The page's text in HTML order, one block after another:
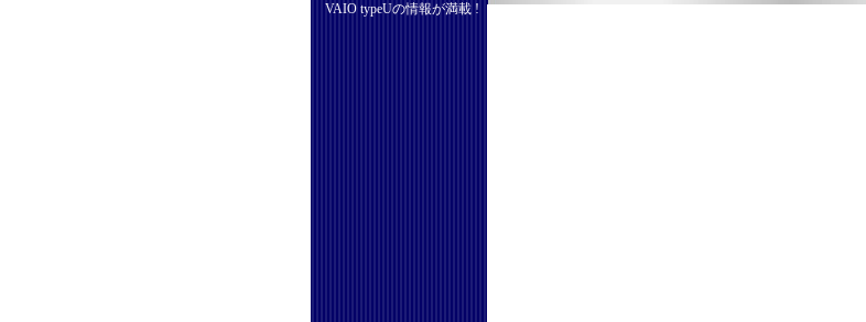
VAIO typeUの情報が満載 !